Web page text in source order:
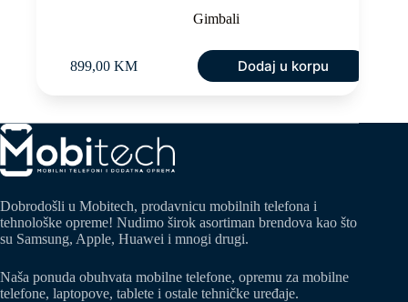
Gimbali
899,00 KM Dodaj u korpu
Dobrodošli u Mobitech, prodavnicu mobilnih telefona i
tehnološke opreme! Nudimo širok asortiman brendova kao što
su Samsung, Apple, Huawei i mnogi drugi.
Naša ponuda obuhvata mobilne telefone, opremu za mobilne
telefone, laptopove, tablete i ostale tehničke uređaje.